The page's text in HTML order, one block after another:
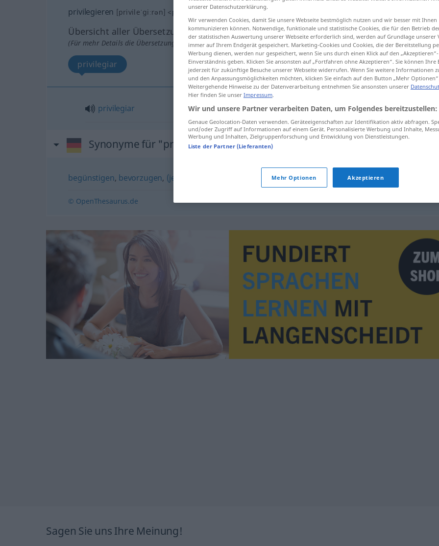
privilegieren [privileˈgiːrən] <privilegieren>
Übersicht aller Übersetzungen
(Für mehr Details die Übersetzung anklicken/antippen)
privilegiar
privilegiar privilegieren
Synonyme für "privilegieren"
begünstigen, bevorzugen, (jemanden) vorziehen
© OpenThesaurus.de
Sagen Sie uns Ihre Meinung!
unserer Datenschutzerklärung.
Wir verwenden Cookies, damit Sie unsere Webseite bestmöglich nutzen und wir besser mit Ihnen
kommunizieren können. Notwendige, funktionale und statistische Cookies, die für den Betrieb
der statistischen Auswertung unserer Webseite erforderlich sind, werden auf Grundlage unserer
immer auf Ihrem Endgerät gespeichert. Marketing-Cookies und Cookies, die der Bereitstellung
Werbung dienen, werden nur gespeichert, wenn Sie uns durch einen Klick auf den
Einverständnis geben. Klicken Sie ansonsten auf „Fortfahren ohne Akzeptieren“. Sie können
jederzeit für zukünftige Besuche unserer Webseite widerrufen. Wenn Sie weitere Informationen
und den Anpassungsmöglichkeiten möchten, klicken Sie einfach auf den Button „Mehr
Weitergehende Hinweise zu der Datenverarbeitung entnehmen Sie ansonsten unserer
Hier finden Sie unser Impressum.
Wir und unsere Partner verarbeiten Daten, um Folgendes bereitzustellen:
Genaue Geolocation-Daten verwenden. Geräteeigenschaften zur Identifikation aktiv abfragen.
und/oder Zugriff auf Informationen auf einem Gerät. Personalisierte Werbung und Inhalte,
Werbung und Inhalten, Zielgruppenforschung und Entwicklung von Dienstleistungen.
Liste der Partner (Lieferanten)
Mehr Optionen Akzeptieren